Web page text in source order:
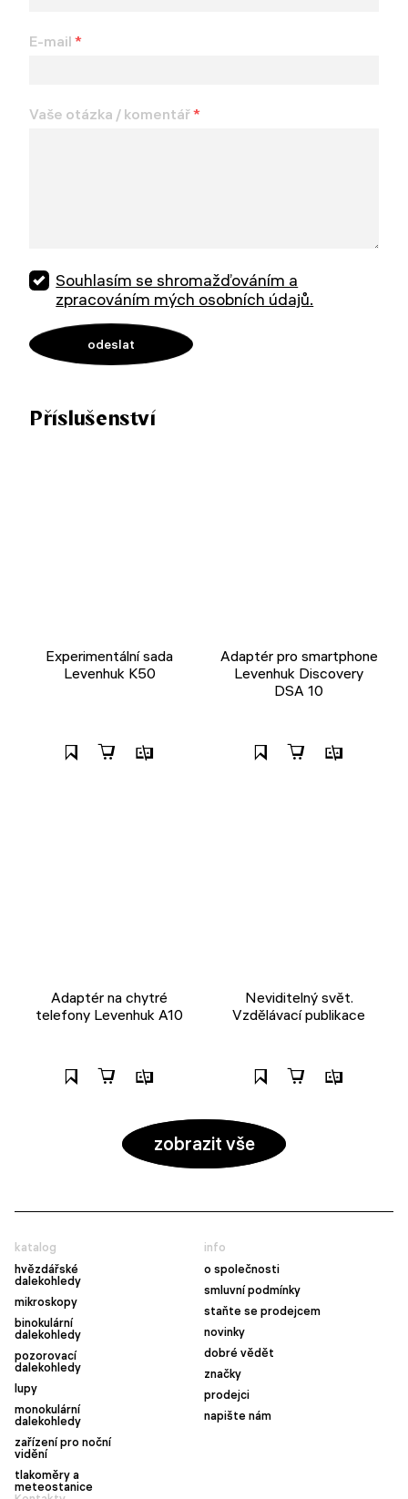
E-mail *
Vaše otázka / komentář*
Souhlasím se shromažďováním a
zpracováním mých osobních údajů.
Příslušenství
Experimentální sada
Levenhuk K50
Adaptér pro smartphone
Levenhuk Discovery
DSA 10
Adaptér na chytré
telefony Levenhuk A10
Neviditelný svět.
Vzdělávací publikace
zobrazit vše
katalog
hvězdářské
dalekohledy
mikroskopy
binokulární
dalekohledy
pozorovací
dalekohledy
lupy
monokulární
dalekohledy
zařízení pro noční
vidění
tlakoměry a
meteostanice
info
o společnosti
smluvní podmínky
staňte se prodejcem
novinky
dobré vědět
značky
prodejci
napište nám